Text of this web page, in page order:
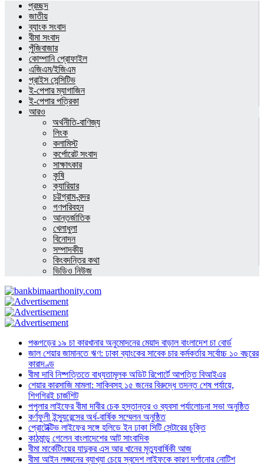
প্রচ্ছদ
জাতীয়
ব্যাংক সংবাদ
বীমা সংবাদ
পুঁজিবাজার
কোম্পানি প্রোফাইল
এজিএম/ইজিএম
প্রাইস সেন্সিটিভ
ই-পেপার ম্যাগাজিন
ই-পেপার পত্রিকা
আরও
অর্থনীতি-বাণিজ্য
লিংক
কলামিস্ট
কর্পোরেট সংবাদ
সাক্ষাৎকার
কৃষি
ক্যারিয়ার
চট্টগ্রাম-বন্দর
গণপরিবহন
আন্তর্জাতিক
খেলাধুলা
বিনোদন
সম্পাদকীয়
কিংবদন্তির কথা
ভিডিও নিউজ
পঞ্চগড়ের ১৯ চা কারখানার অনুমোদনের মেয়াদ বাড়াল বাংলাদেশ চা বোর্ড
জাল শেয়ার জামানতে ঋণ: ঢাকা ব্যাংকের সাবেক চার কর্মকর্তার সর্বোচ্চ ১০ বছরের
কারাদণ্ড
বীমা দাবি নিষ্পত্তিতে বাধ্যতামূলক অডিট রিপোর্টে আপত্তি বিআইএর
শেয়ার কারসাজি মামলা: সাকিবসহ ১৫ জনের বিরুদ্ধে তদন্ত শেষ পর্যায়ে,
শিগগিরই চার্জশিট
পপুলার লাইফের বীমা দাবীর চেক হস্তান্তর ও ব্যবসা পর্যালোচনা সভা অনুষ্ঠিত
কর্ণফুলী ইন্স্যুরেন্সের অর্ধ-বার্ষিক সম্মেলন অনুষ্ঠিত
প্রোটেক্টিভ লাইফের সঙ্গে হলিডে ইন ঢাকা সিটি সেন্টারের চুক্তি
কাঠমান্ডু গেলেন বাংলাদেশের আট সাংবাদিক
বীমা মার্কেটিংয়ের যাদুকর এস আর খানের মৃত্যুবার্ষিকী আজ
বীমা আইন লঙ্ঘনের ব্যাখ্যা চেয়ে স্বদেশ লাইফকে কারণ দর্শানোর নোটিশ